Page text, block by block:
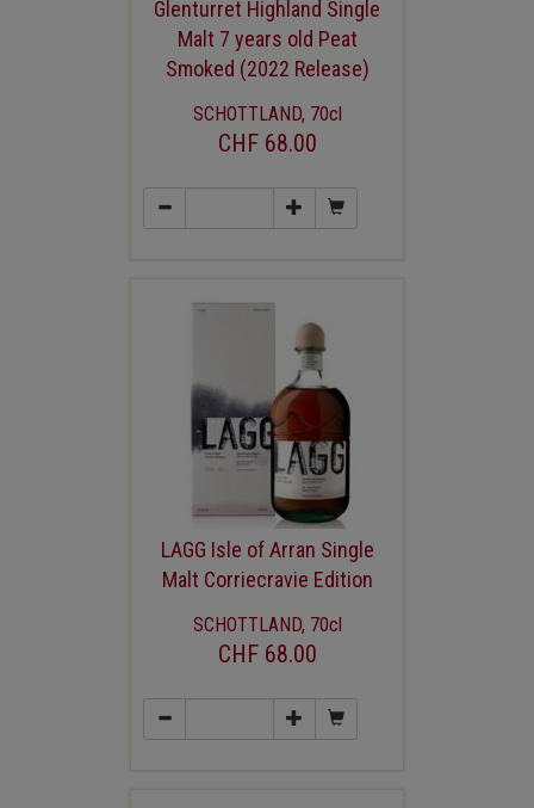
Glenturret Highland Single
Malt 7 years old Peat
Smoked (2022 Release)
SCHOTTLAND, 70cl
CHF 68.00
LAGG Isle of Arran Single
Malt Corriecravie Edition
SCHOTTLAND, 70cl
CHF 68.00